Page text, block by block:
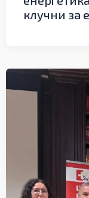
клучни за